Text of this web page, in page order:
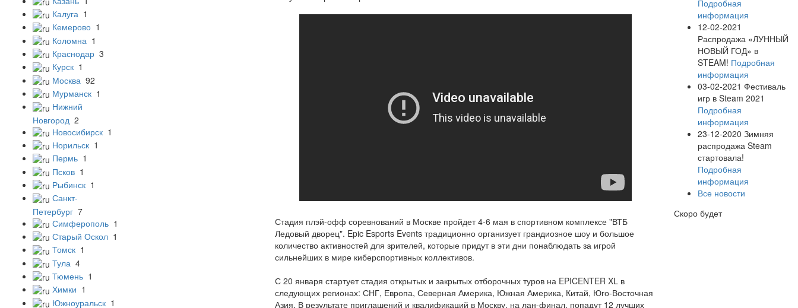
Калуга 1
Кемерово 1
Коломна 1
Краснодар 3
Курск 1
Москва 92
Мурманск 1
Нижний
Новгород 2
Новосибирск 1
Норильск 1
Пермь 1
Псков 1
Рыбинск 1
Санкт-
Петербург 7
Симферополь 1
Старый Оскол 1
Томск 1
Тула 4
Тюмень 1
Химки 1
Южноуральск 1
Стадия плэй-офф соревнований в Москве пройдет 4-6 мая в спортивном комплексе "ВТБ
Ледовый дворец". Epic Esports Events традиционно организует грандиозное шоу и большое
количество активностей для зрителей, которые придут в эти дни понаблюдать за игрой
сильнейших в мире киберспортивных коллективов.
С 20 января стартует стадия открытых и закрытых отборочных туров на EPICENTER XL в
следующих регионах: СНГ, Европа, Северная Америка, Южная Америка, Китай, Юго-Восточная
Азия. В результате приглашений и квалификаций в Москву, на лан-финал, попадут 12 лучших
Подробная
информация
12-02-2021
Распродажа «ЛУННЫЙ
НОВЫЙ ГОД» в
STEAM! Подробная
информация
03-02-2021 Фестиваль
игр в Steam 2021
Подробная
информация
23-12-2020 Зимняя
распродажа Steam
стартовала!
Подробная
информация
Все новости
Скоро будет